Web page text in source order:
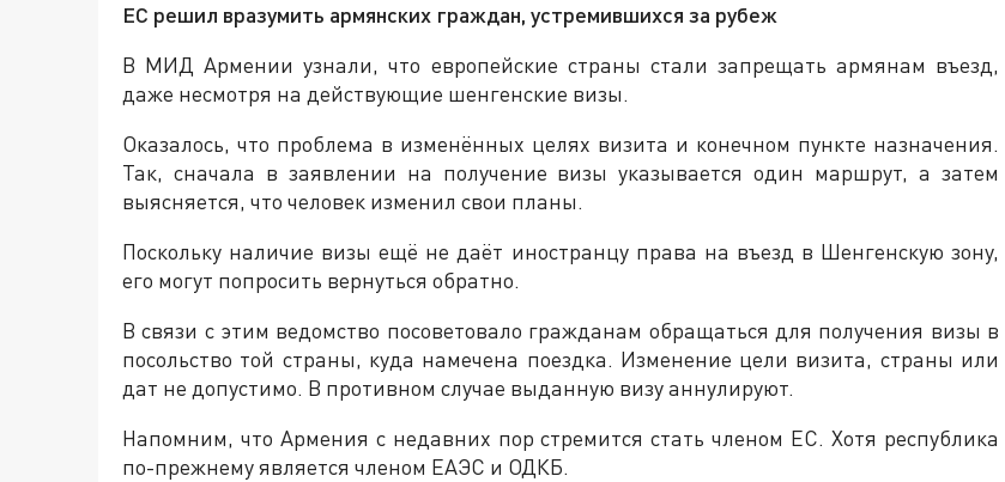
ЕС решил вразумить армянских граждан, устремившихся за рубеж
В МИД Армении узнали, что европейские страны стали запрещать армянам въезд,
даже несмотря на действующие шенгенские визы.
Оказалось, что проблема в изменённых целях визита и конечном пункте назначения.
Так, сначала в заявлении на получение визы указывается один маршрут, а затем
выясняется, что человек изменил свои планы.
Поскольку наличие визы ещё не даёт иностранцу права на въезд в Шенгенскую зону,
его могут попросить вернуться обратно.
В связи с этим ведомство посоветовало гражданам обращаться для получения визы в
посольство той страны, куда намечена поездка. Изменение цели визита, страны или
дат не допустимо. В противном случае выданную визу аннулируют.
Напомним, что Армения с недавних пор стремится стать членом ЕС. Хотя республика
по-прежнему является членом ЕАЭС и ОДКБ.